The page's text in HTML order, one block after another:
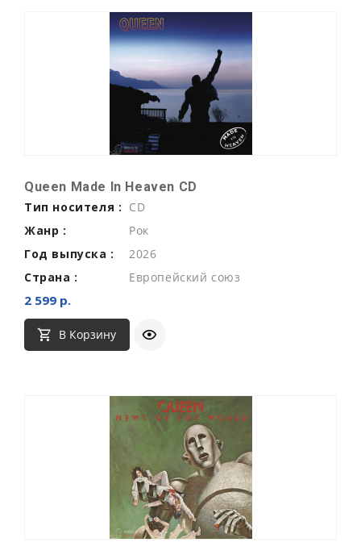
Queen Made In Heaven CD
Тип носителя : CD
Жанр :
Рок
Год выпуска :
2026
Страна :
Европейский союз
2 599 р.
В Корзину